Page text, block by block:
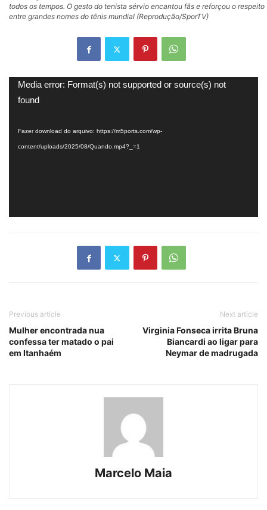
todos os tempos. O gesto do tenista sérvio encantou fãs e reforçou o respeito
entre grandes nomes do tênis mundial (Reprodução/SporTV)
Tocador
de
Media error: Format(s) not supported or source(s) not
found
Fazer download do arquivo: https://m5ports.com/wp-
content/uploads/2025/08/Quando.mp4?_=1
Previous article
Mulher encontrada nua
confessa ter matado o pai
em Itanhaém
Next article
Virginia Fonseca irrita Bruna
Biancardi ao ligar para
Neymar de madrugada
Marcelo Maia